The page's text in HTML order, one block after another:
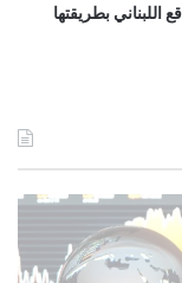
بطريقتها